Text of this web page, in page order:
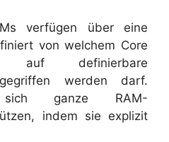
verfügen über eine
von welchem Core
auf definierbare
werden darf.
ganze RAM-
indem sie explizit